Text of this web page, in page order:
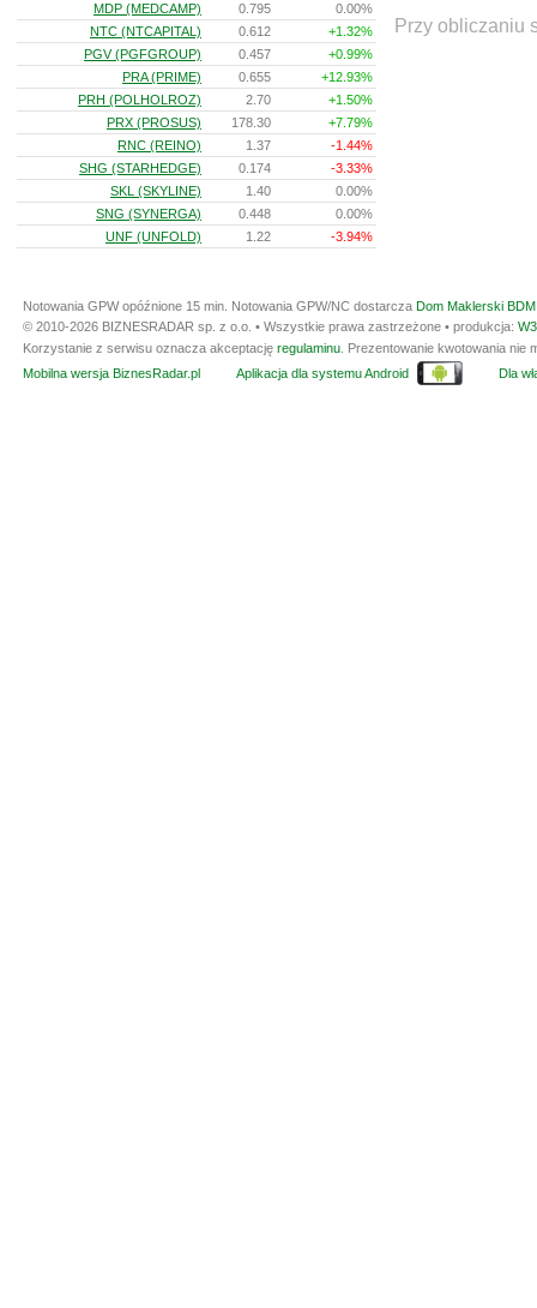
Przy obliczaniu
MDP (MEDCAMP)
0.795
0.00%
NTC (NTCAPITAL)
0.612
+1.32%
PGV (PGFGROUP)
0.457
+0.99%
PRA (PRIME)
0.655
+12.93%
PRH (POLHOLROZ)
2.70
+1.50%
PRX (PROSUS)
178.30
+7.79%
RNC (REINO)
1.37
-1.44%
SHG (STARHEDGE)
0.174
-3.33%
SKL (SKYLINE)
1.40
0.00%
SNG (SYNERGA)
0.448
0.00%
UNF (UNFOLD)
1.22 -3.94%
Notowania GPW opóźnione 15 min. Notowania GPW/NC dostarcza Dom Maklerski
© 2010-2026 BIZNESRADAR sp. z o.o. • Wszystkie prawa zastrzeżone • produkcja:
Korzystanie z serwisu oznacza akceptację regulaminu . Prezentowanie kwotowania
Mobilna wersja BiznesRadar.pl
Aplikacja dla systemu Android Dla